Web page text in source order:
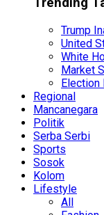
Trump
United
White
Market
Election
Regional
Mancanegara
Politik
Serba Serbi
Sports
Sosok
Kolom
Lifestyle
All